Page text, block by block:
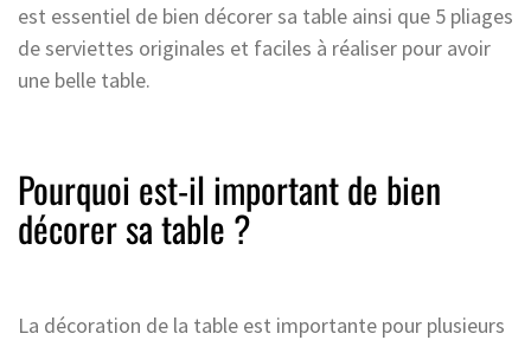
est essentiel de bien décorer sa table ainsi que 5 pliages
de serviettes originales et faciles à réaliser pour avoir
une belle table.
Pourquoi est-il important de bien
décorer sa table ?
La décoration de la table est importante pour plusieurs